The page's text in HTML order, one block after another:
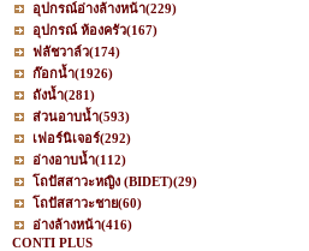
อุปกรณ์อ่างล้างหน้า(229)
อุปกรณ์ ห้องครัว(167)
ฟลัชวาล์ว(174)
ก๊อกน้ำ(1926)
ถังน้ำ(281)
ส่วนอาบน้ำ(593)
เฟอร์นิเจอร์(292)
อ่างอาบน้ำ(112)
โถปัสสาวะหญิง (BIDET)(29)
โถปัสสาวะชาย(60)
อ่างล้างหน้า(416)
CONTI PLUS